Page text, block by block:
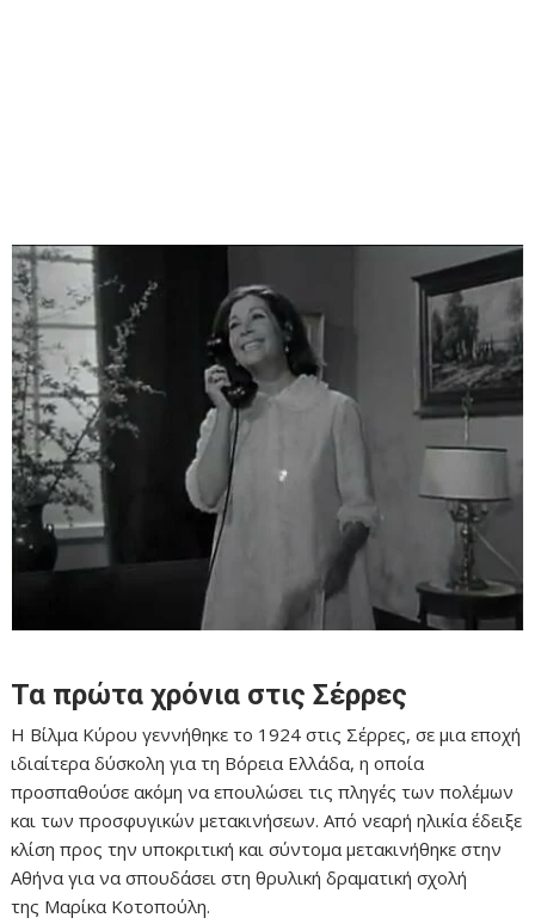
Τα πρώτα χρόνια στις Σέρρες
Η Βίλμα Κύρου γεννήθηκε το 1924 στις Σέρρες, σε μια εποχή
ιδιαίτερα δύσκολη για τη Βόρεια Ελλάδα, η οποία
προσπαθούσε ακόμη να επουλώσει τις πληγές των πολέμων
και των προσφυγικών μετακινήσεων. Από νεαρή ηλικία έδειξε
κλίση προς την υποκριτική και σύντομα μετακινήθηκε στην
Αθήνα για να σπουδάσει στη θρυλική δραματική σχολή
της Μαρίκα Κοτοπούλη.